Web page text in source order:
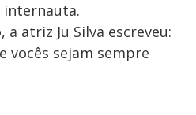
internauta.
atriz Ju Silva escreveu:
vocês sejam sempre